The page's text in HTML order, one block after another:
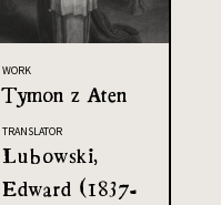
WORK
Tymon z Aten
TRANSLATOR
Lubowski,
Edward (1837-